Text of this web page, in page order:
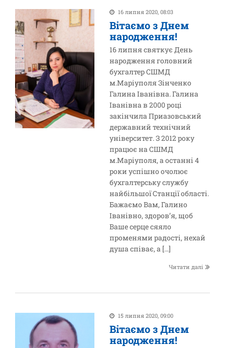
16 липня 2020, 08:03
Вітаємо з Днем
народження!
16 липня святкує День
народження головний
бухгалтер СШМД
м.Маріуполя Зінченко
Галина Іванівна. Галина
Іванівна в 2000 році
закінчила Приазовський
державний технічний
університет. З 2012 року
працює на СШМД
м.Маріуполя, а останні 4
роки успішно очолює
бухгалтерську службу
найбільшої Станції області.
Бажаємо Вам, Галино
Іванівно, здоров’я, щоб
Ваше серце сяяло
променями радості, нехай
душа співає, а […]
Читати далі
15 липня 2020, 09:00
Вітаємо з Днем
народження!